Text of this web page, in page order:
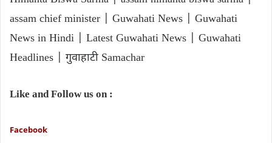
assam chief minister | Guwahati News | Guwahati
News in Hindi | Latest Guwahati News | Guwahati
Headlines | गुवाहाटी Samachar
Like and Follow us on :
Facebook